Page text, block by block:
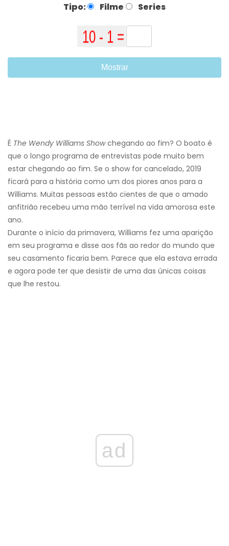
Tipo: Filme Series
Mostrar
É The Wendy Williams Showchegando ao fim? O boato é
que o longo programa de entrevistas pode muito bem
estar chegando ao fim. Se o show for cancelado, 2019
ficará para a história como um dos piores anos para a
Williams. Muitas pessoas estão cientes de que o amado
anfitrião recebeu uma mão terrível na vida amorosa este
ano.
Durante o início da primavera, Williams fez uma aparição
em seu programa e disse aos fãs ao redor do mundo que
seu casamento ficaria bem. Parece que ela estava errada
e agora pode ter que desistir de uma das únicas coisas
que lhe restou.
ad